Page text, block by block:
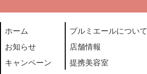
ホーム
お知らせ
キャンペーン
プルミエールについて
店舗情報
提携美容室